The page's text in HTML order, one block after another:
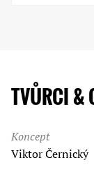
TVŮRCI &
Koncept
Viktor Černický